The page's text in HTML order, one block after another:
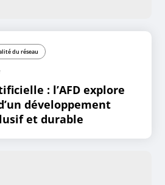
du réseau
: l’AFD explore
développement
et durable